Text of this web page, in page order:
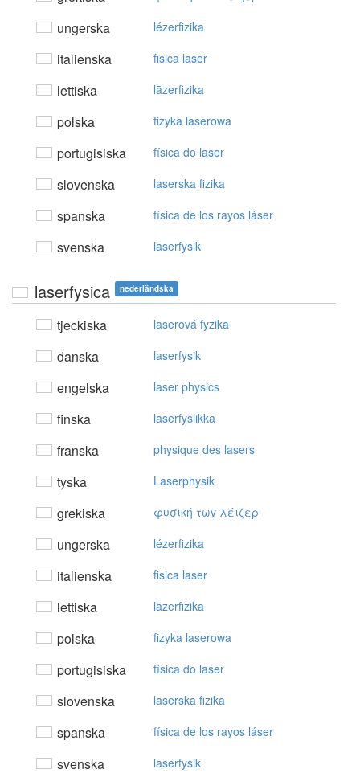
ungerska lézerfizika
italienska fisica laser
lettiska lāzerfizika
polska fizyka laserowa
portugisiska física do laser
slovenska laserska fizika
spanska física de los rayos láser
svenska laserfysik
laserfysica nederländska
tjeckiska laserová fyzika
danska laserfysik
engelska laser physics
finska laserfysiikka
franska physique des lasers
tyska Laserphysik
grekiska φυσική τωv λέιζερ
ungerska lézerfizika
italienska fisica laser
lettiska lāzerfizika
polska fizyka laserowa
portugisiska física do laser
slovenska laserska fizika
spanska física de los rayos láser
svenska laserfysik